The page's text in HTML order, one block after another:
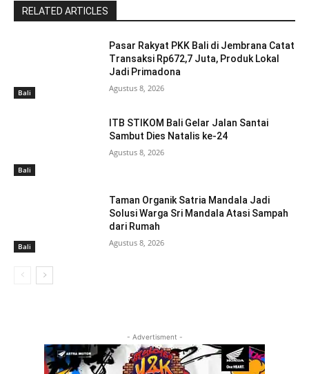
RELATED ARTICLES
Bali
Pasar Rakyat PKK Bali di Jembrana Catat
Transaksi Rp672,7 Juta, Produk Lokal
Jadi Primadona
Agustus 8, 2026
Bali
ITB STIKOM Bali Gelar Jalan Santai
Sambut Dies Natalis ke-24
Agustus 8, 2026
Bali
Taman Organik Satria Mandala Jadi
Solusi Warga Sri Mandala Atasi Sampah
dari Rumah
Agustus 8, 2026
- Advertisment -